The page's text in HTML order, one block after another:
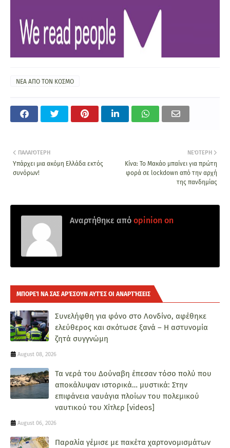
ΝΕΑ ΑΠΟ ΤΟΝ ΚΟΣΜΟ
ΝΕΌΤΕΡΗ
Κίνα: Το Μακάο μπαίνει για πρώτη
φορά σε lockdown από την αρχή
της πανδημίας
ΠΑΛΑΙΌΤΕΡΗ
Υπάρχει μια ακόμη Ελλάδα εκτός
συνόρων!
Αναρτήθηκε από opinion on
ΜΠΟΡΕΊ ΝΑ ΣΑΣ ΑΡΈΣΟΥΝ ΑΥΤΈΣ ΟΙ ΑΝΑΡΤΉΣΕΙΣ
Συνελήφθη για φόνο στο Λονδίνο, αφέθηκε
ελεύθερος και σκότωσε ξανά – Η αστυνομία
ζητά συγγνώμη
August 08, 2026
Τα νερά του Δούναβη έπεσαν τόσο πολύ που
αποκάλυψαν ιστορικά… μυστικά: Στην
επιφάνεια ναυάγια πλοίων του πολεμικού
ναυτικού του Χίτλερ [videos]
August 06, 2026
Παραλία γέμισε με πακέτα χαρτονομισμάτων